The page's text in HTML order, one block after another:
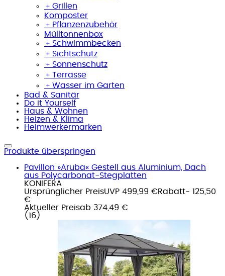
﹢ Grillen
Komposter
﹢ Pflanzenzubehör
Mülltonnenbox
﹢ Schwimmbecken
﹢ Sichtschutz
﹢ Sonnenschutz
﹢ Terrasse
﹢ Wasser im Garten
Bad & Sanitär
Do it Yourself
Haus & Wohnen
Heizen & Klima
Heimwerkermarken
Produkte überspringen
Pavillon »Aruba« Gestell aus Aluminium, Dach
aus Polycarbonat-Stegplatten
KONIFERA
Ursprünglicher PreisUVP 499,99 €Rabatt- 125,50
€
Aktueller Preisab 374,49 €
( 16 )